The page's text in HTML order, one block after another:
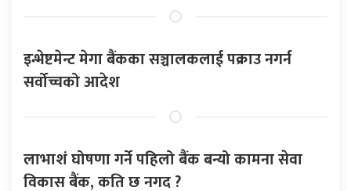
इन्भेष्टमेन्ट मेगा बैंकका सञ्चालकलाई पक्राउ नगर्न
सर्वोच्चको आदेश
लाभाशं घोषणा गर्ने पहिलो बैंक बन्यो कामना सेवा
विकास बैंक, कति छ नगद ?